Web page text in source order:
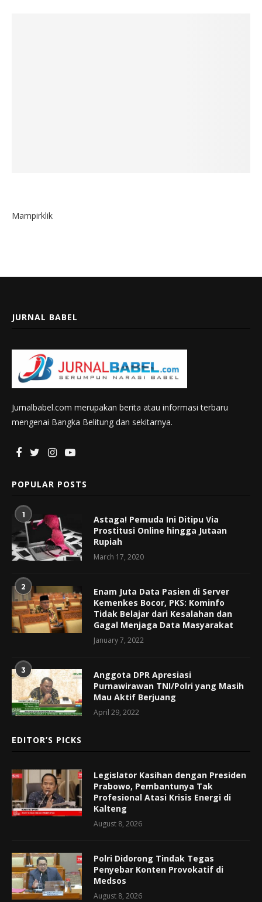
Mampirklik
JURNAL BABEL
Jurnalbabel.com merupakan berita atau informasi terbaru
mengenai Bangka Belitung dan sekitarnya.
POPULAR POSTS
1
Astaga! Pemuda Ini Ditipu Via
Prostitusi Online hingga Jutaan
Rupiah
March 17, 2020
2
Enam Juta Data Pasien di Server
Kemenkes Bocor, PKS: Kominfo
Tidak Belajar dari Kesalahan dan
Gagal Menjaga Data Masyarakat
January 7, 2022
3
Anggota DPR Apresiasi
Purnawirawan TNI/Polri yang Masih
Mau Aktif Berjuang
April 29, 2022
EDITOR’S PICKS
Legislator Kasihan dengan Presiden
Prabowo, Pembantunya Tak
Profesional Atasi Krisis Energi di
Kalteng
August 8, 2026
Polri Didorong Tindak Tegas
Penyebar Konten Provokatif di
Medsos
August 8, 2026